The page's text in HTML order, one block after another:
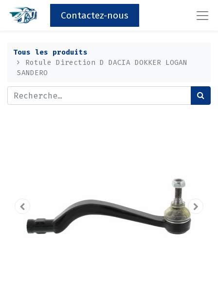
Contactez-nous
Tous les produits
Rotule Direction D DACIA DOKKER LOGAN
SANDERO